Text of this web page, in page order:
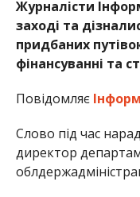
Журналісти
заході та
придбаних
фінансуванні та
Повідомляє
Слово під час
директор